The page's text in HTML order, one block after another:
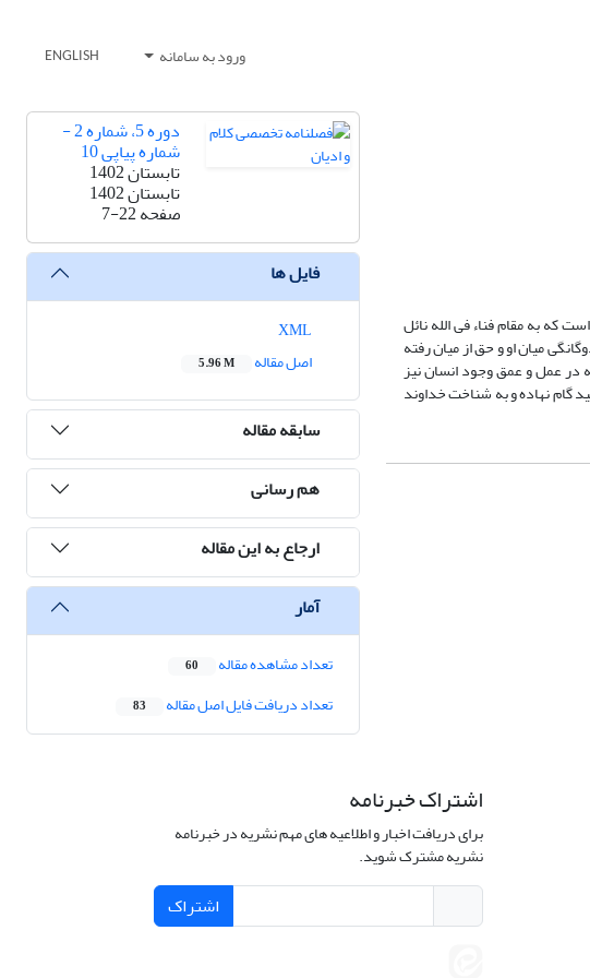
ورود به سامانه ENGLISH
که به مقام فناء فی ‌الله نائل
میان او و حق از میان رفته
در عمل و عمق وجود انسان نیز
گام نهاده و به شناخت خداوند
دوره 5، شماره 2 -
شماره پیاپی 10
تابستان 1402
تابستان 1402
صفحه7-22
فایل ها
اصل مقاله
5.96 M
سابقه مقاله
هم رسانی
ارجاع به این مقاله
آمار
تعداد مشاهده مقاله 60
تعداد دریافت فایل اصل مقاله 83
اشتراک خبرنامه
برای دریافت اخبار و اطلاعیه های مهم نشریه در خبرنامه
نشریه مشترک شوید.
اشتراک